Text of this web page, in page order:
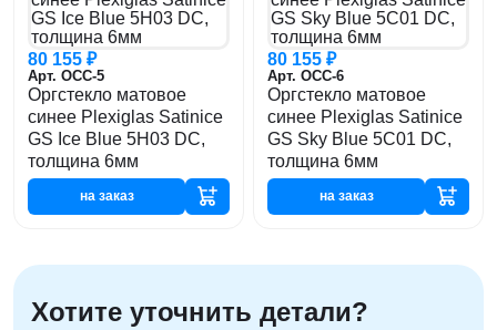
80 155 ₽
Арт. ОСС-5
Оргстекло матовое
синее Plexiglas Satinice
GS Ice Blue 5H03 DC,
толщина 6мм
на заказ
80 155 ₽
Арт. ОСС-6
Оргстекло матовое
синее Plexiglas Satinice
GS Sky Blue 5C01 DC,
толщина 6мм
на заказ
Хотите уточнить детали?